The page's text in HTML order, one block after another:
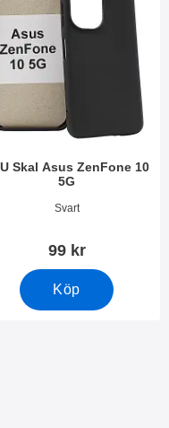
Skal Asus ZenFone 10
5G
nr 49041Svart
99 kr
Köp
5G som favorit